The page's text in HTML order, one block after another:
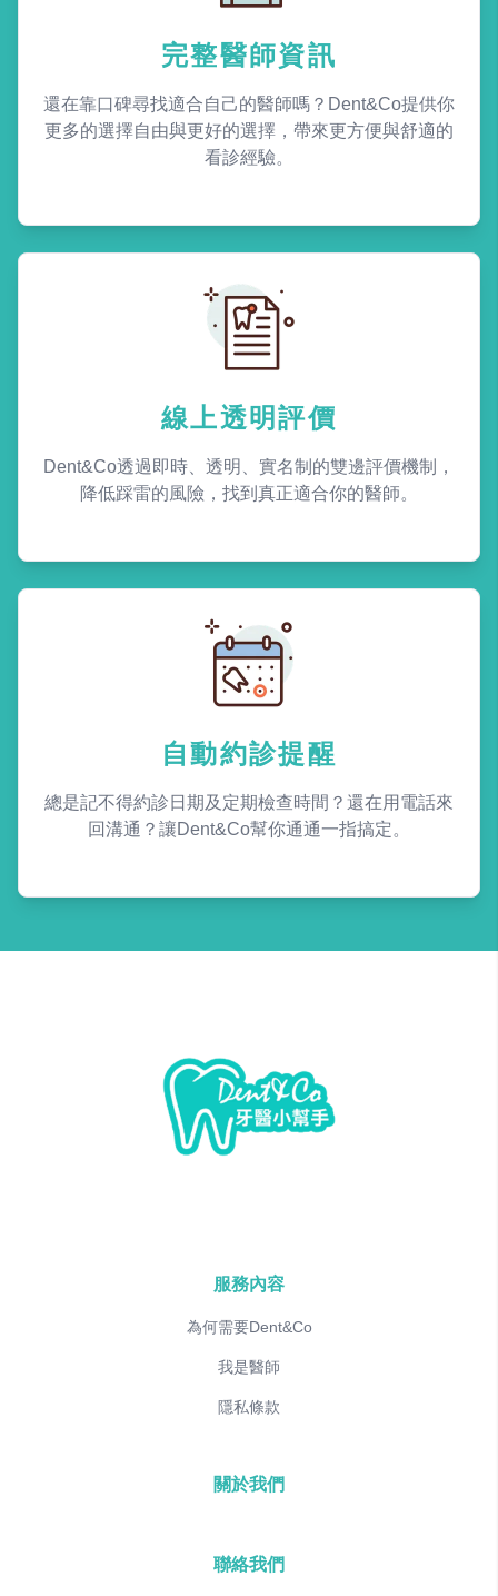
完整醫師資訊
還在靠口碑尋找適合自己的醫師嗎？Dent&Co提供你
更多的選擇自由與更好的選擇，帶來更方便與舒適的
看診經驗。
線上透明評價
Dent&Co透過即時、透明、實名制的雙邊評價機制，
降低踩雷的風險，找到真正適合你的醫師。
自動約診提醒
總是記不得約診日期及定期檢查時間？還在用電話來
回溝通？讓Dent&Co幫你通通一指搞定。
服務內容
為何需要Dent&Co
我是醫師
隱私條款
關於我們
聯絡我們